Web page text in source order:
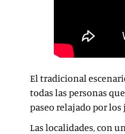
El tradicional
todas las personas
paseo relajado por los
Las localidades, con